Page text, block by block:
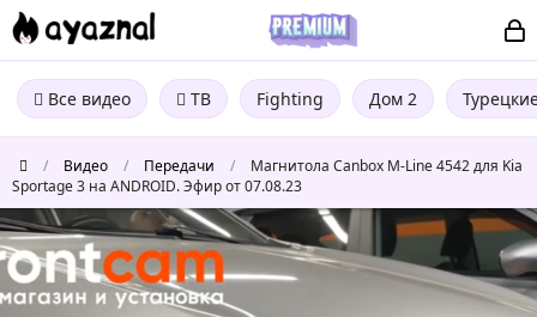
Все видео ТВ Fighting Дом 2
/ Видео / Передачи /
Магнитола Canbox M-Line 4542 для Kia
Sportage 3 на ANDROID. Эфир от 07.08.23
Магнитола
Canbox